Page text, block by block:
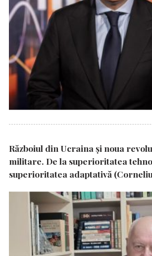
Războiul din Ucraina și noua
militare. De la superioritatea
superioritatea adaptativă